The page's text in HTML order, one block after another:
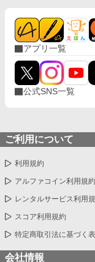
アプリ一覧
公式SNS一覧
ご利用について
利用規約
アルファコイン利用規約
レンタルサービス利用
スコア利用規約
特定商取引法に基づく
会社情報